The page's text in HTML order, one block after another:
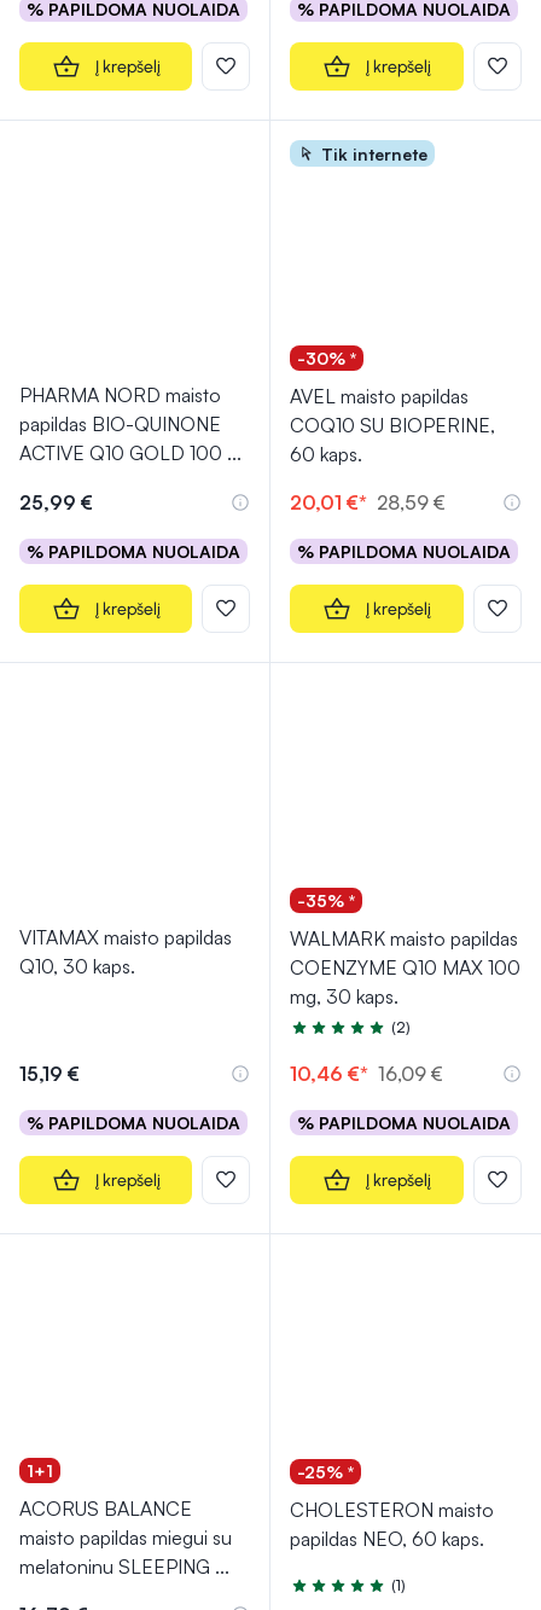
% PAPILDOMA NUOLAIDA
Į krepšelį
% PAPILDOMA NUOLAIDA
Į krepšelį
PHARMA NORD maisto
papildas BIO-QUINONE
ACTIVE Q10 GOLD 100 ...
25,99 €
% PAPILDOMA NUOLAIDA
Į krepšelį
Tik internete
-30% *
AVEL maisto papildas
COQ10 SU BIOPERINE,
60 kaps.
20,01 €* 28,59 €
% PAPILDOMA NUOLAIDA
Į krepšelį
VITAMAX maisto papildas
Q10, 30 kaps.
15,19 €
% PAPILDOMA NUOLAIDA
Į krepšelį
-35% *
WALMARK maisto papildas
COENZYME Q10 MAX 100
mg, 30 kaps.
Įvertinimas 5.0 iš 5
(2)
10,46 €* 16,09 €
% PAPILDOMA NUOLAIDA
Į krepšelį
1+1
ACORUS BALANCE
maisto papildas miegui su
melatoninu SLEEPING ...
-25% *
CHOLESTERON maisto
papildas NEO, 60 kaps.
Įvertinimas 5.0 iš 5
(1)